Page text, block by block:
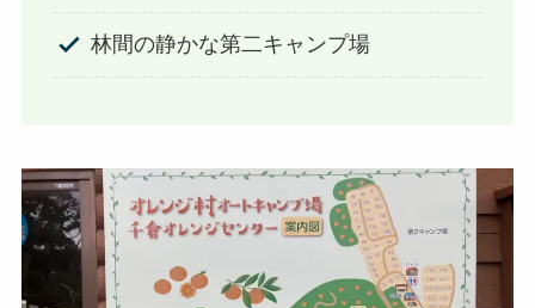
林間の静かな第二キャンプ場